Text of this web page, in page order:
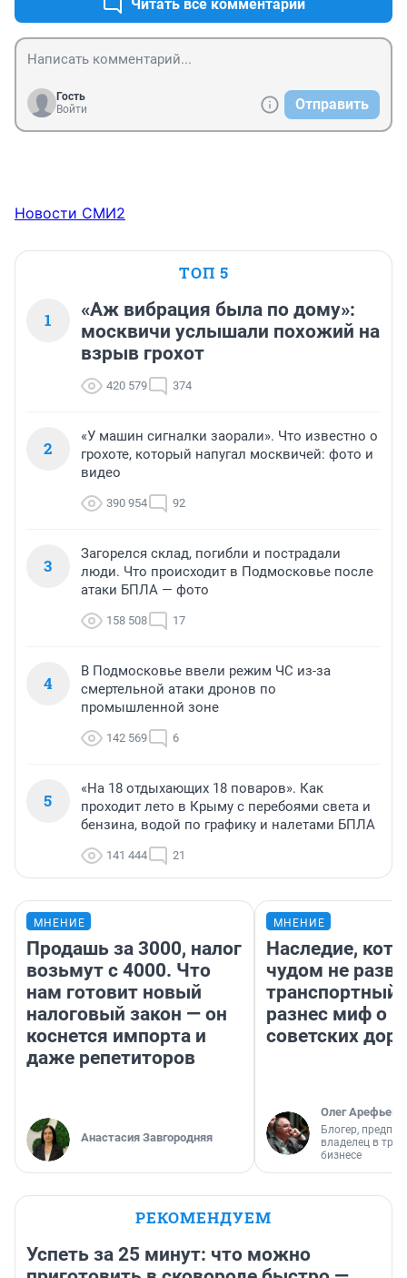
выявлять, привлекать - это значит работать. А вот
работать наши внутренние органы очень не любят!
Читать все комментарии
Гость
Войти
Отправить
Новости СМИ2
ТОП 5
1
«Аж вибрация была по дому»:
москвичи услышали похожий на
взрыв грохот
420 579 374
2
«У машин сигналки заорали». Что известно о
грохоте, который напугал москвичей: фото и
видео
390 954 92
3
Загорелся склад, погибли и пострадали
люди. Что происходит в Подмосковье после
атаки БПЛА — фото
158 508 17
4
В Подмосковье ввели режим ЧС из-за
смертельной атаки дронов по
промышленной зоне
142 569 6
5
«На 18 отдыхающих 18 поваров». Как
проходит лето в Крыму с перебоями света и
бензина, водой по графику и налетами БПЛА
141 444 21
МНЕНИЕ
Продашь за 3000, налог
возьмут с 4000. Что
нам готовит новый
налоговый закон — он
коснется импорта и
даже репетиторов
Анастасия Завгородняя
МНЕНИЕ
Наследие,
чудом не
транспортный
разнес миф о
советских
Олег Арефьев
Блогер,
владелец в
бизнесе
РЕКОМЕНДУЕМ
Успеть за 25 минут: что можно